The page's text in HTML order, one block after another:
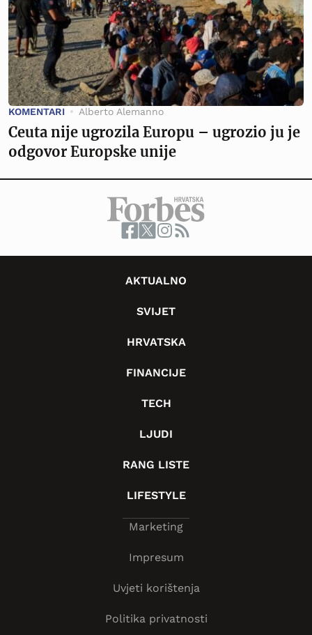
KOMENTARI Alberto Alemanno
Ceuta nije ugrozila Europu – ugrozio ju je
odgovor Europske unije
AKTUALNO
SVIJET
HRVATSKA
FINANCIJE
TECH
LJUDI
RANG LISTE
LIFESTYLE
Marketing
Impresum
Uvjeti korištenja
Politika privatnosti